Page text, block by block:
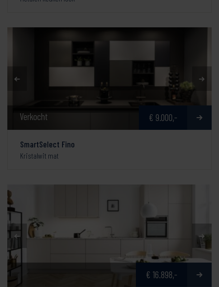
Verkocht € 9.000,-
SmartSelect Fino
Kristalwit mat
€ 16.898,-